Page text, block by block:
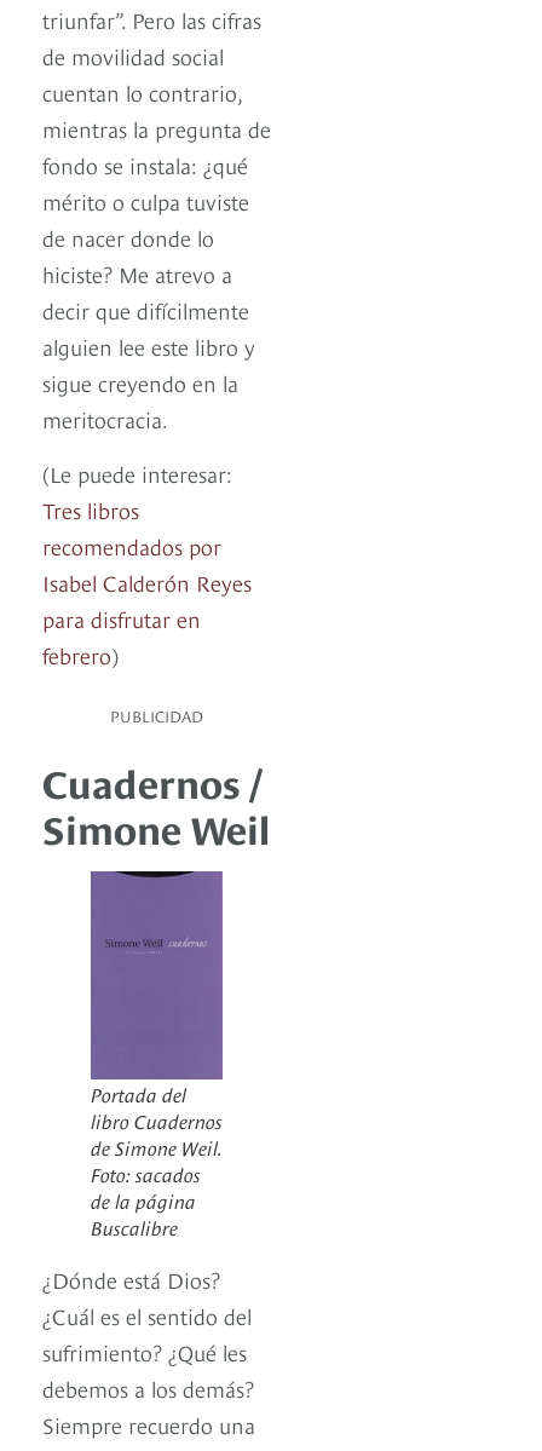
triunfar”. Pero las cifras
de movilidad social
cuentan lo contrario,
mientras la pregunta de
fondo se instala: ¿qué
mérito o culpa tuviste
de nacer donde lo
hiciste? Me atrevo a
decir que difícilmente
alguien lee este libro y
sigue creyendo en la
meritocracia.
(Le puede interesar:
Tres libros
recomendados por
Isabel Calderón Reyes
para disfrutar en
febrero)
PUBLICIDAD
Cuadernos /
Simone Weil
Portada del
libro Cuadernos
de Simone Weil.
Foto: sacados
de la página
Buscalibre
¿Dónde está Dios?
¿Cuál es el sentido del
sufrimiento? ¿Qué les
debemos a los demás?
Siempre recuerdo una